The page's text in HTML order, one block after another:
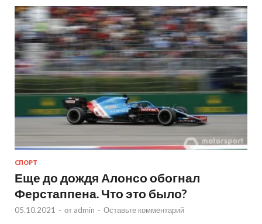
СПОРТ
Еще до дождя Алонсо обогнал
Ферстаппена. Что это было?
05.10.2021 - от admin - Оставьте комментарий